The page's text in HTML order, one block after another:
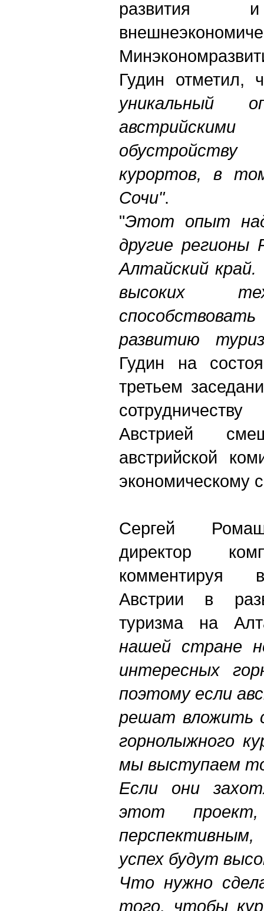
развития и
Гудин
курортов, в
Сочи".
"Этот опыт
другие регионы
Алтайский
высоких
развитию
Гудин на
третьем
Австрией
австрийской
экономическому
Сергей
директор
комментируя
Австрии в
туризма на
нашей стране
интересных
поэтому если
решат вложить
горнолыжного
мы выступаем
Если они
этот
успех будут
Что нужно
того, чтобы